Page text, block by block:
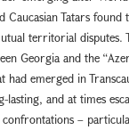
Caucasian Tatars found
territorial disputes.
Georgia and the
had emerged in
lasting, and at times
–